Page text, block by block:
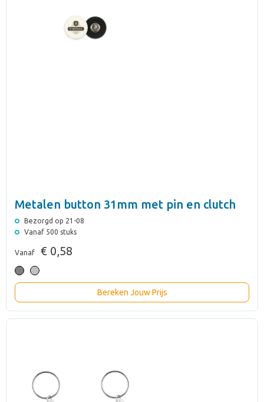
Metalen button 31mm met pin en clutch
Bezorgd op 21-08
Vanaf 500 stuks
Vanaf € 0,58
Bereken Jouw Prijs